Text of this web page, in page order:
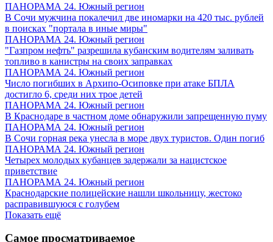
ПАНОРАМА 24. Южный регион
В Сочи мужчина покалечил две иномарки на 420 тыс. рублей
в поисках "портала в иные миры"
ПАНОРАМА 24. Южный регион
"Газпром нефть" разрешила кубанским водителям заливать
топливо в канистры на своих заправках
ПАНОРАМА 24. Южный регион
Число погибших в Архипо-Осиповке при атаке БПЛА
достигло 6, среди них трое детей
ПАНОРАМА 24. Южный регион
В Краснодаре в частном доме обнаружили запрещенную пуму
ПАНОРАМА 24. Южный регион
В Сочи горная река унесла в море двух туристов. Один погиб
ПАНОРАМА 24. Южный регион
Четырех молодых кубанцев задержали за нацистское
приветствие
ПАНОРАМА 24. Южный регион
Краснодарские полицейские нашли школьницу, жестоко
расправившуюся с голубем
Показать ещё
Самое просматриваемое